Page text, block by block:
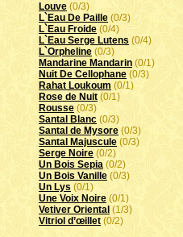
Louve (0/3)
L`Eau De Paille (0/3)
L`Eau Froide (0/4)
L`Eau Serge Lutens (0/4)
L`Orpheline (0/3)
Mandarine Mandarin (0/1)
Nuit De Cellophane (0/3)
Rahat Loukoum (0/1)
Rose de Nuit (0/1)
Rousse (0/3)
Santal Blanc (0/3)
Santal de Mysore (0/3)
Santal Majuscule (0/3)
Serge Noire (0/2)
Un Bois Sepia (0/2)
Un Bois Vanille (0/3)
Un Lys (0/1)
Une Voix Noire (0/1)
Vetiver Oriental (1/3)
Vitriol d’œillet (0/2)